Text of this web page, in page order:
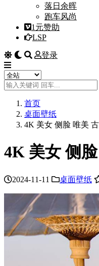
落日余晖
跑车风尚
1元赞助
LSP
登录
首页
桌面壁纸
4K 美女 侧脸 唯美
4K 美女 侧
2024-11-11 桌面壁纸